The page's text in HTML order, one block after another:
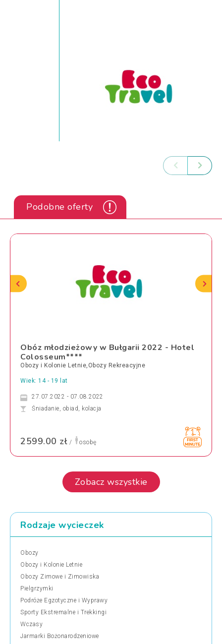
Podobne oferty
Obóz młodzieżowy w Bułgarii 2022 - Hotel
Colosseum****
Obozy i Kolonie Letnie,Obozy Rekreacyjne
Wiek: 14 - 19 lat
27.07.2022 - 07.08.2022
Śniadanie, obiad, kolacja
2599.00 zł / osobę
Zobacz wszystkie
Rodzaje wycieczek
Obozy
Obozy i Kolonie Letnie
Obozy Zimowe i Zimowiska
Pielgrzymki
Podróże Egzotyczne i Wyprawy
Sporty Ekstremalne i Trekkingi
Wczasy
Jarmarki Bożonarodzeniowe